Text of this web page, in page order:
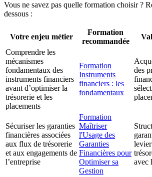
Vous ne savez pas quelle formation choisir ?
dessous :
Votre enjeu métier
Formation
recommandée
Comprendre les
mécanismes
fondamentaux des
instruments financiers
avant d’optimiser la
trésorerie et les
placements
Formation
Instruments
financiers : les
fondamentaux
des
Sécuriser les garanties
financières associées
aux flux de trésorerie
et aux engagements de
l’entreprise
Formation
Maîtriser
l'Usage des
Garanties
Financières pour
Optimiser sa
Gestion
avec